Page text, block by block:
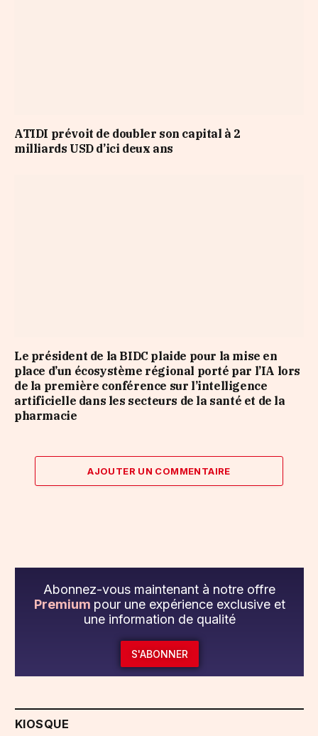
ATIDI prévoit de doubler son capital à 2
milliards USD d’ici deux ans
Le président de la BIDC plaide pour la mise en
place d’un écosystème régional porté par l’IA lors
de la première conférence sur l’intelligence
artificielle dans les secteurs de la santé et de la
pharmacie
AJOUTER UN COMMENTAIRE
Abonnez-vous maintenant à notre offre
Premium pour une expérience exclusive et
une information de qualité
S'ABONNER
KIOSQUE